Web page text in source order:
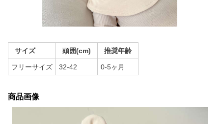
サイズ 頭囲(cm) 推奨年齢
フリーサイズ 32-42 0-5ヶ月
商品画像